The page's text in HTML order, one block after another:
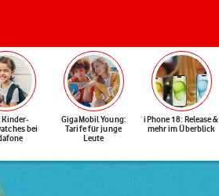
Kinder-
bei
GigaMobil Young:
Tarife für junge
Leute
iPhone 18: Release &
mehr im Überblick